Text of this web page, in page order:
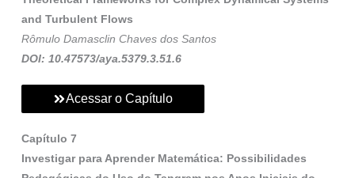
and Turbulent Flows
Rômulo Damasclin Chaves dos Santos
DOI: 10.47573/aya.5379.3.51.6
Acessar o Capítulo
Capítulo 7
Investigar para Aprender Matemática: Possibilidades